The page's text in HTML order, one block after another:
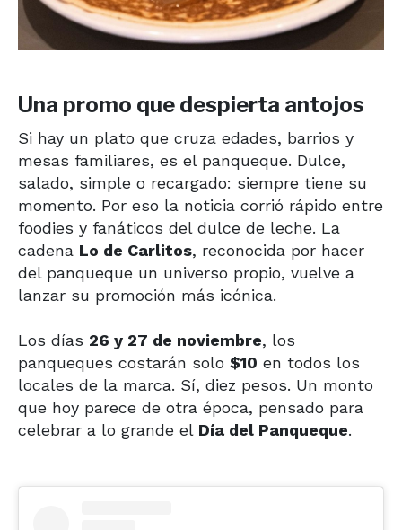
Una promo que despierta antojos
Si hay un plato que cruza edades, barrios y
mesas familiares, es el panqueque. Dulce,
salado, simple o recargado: siempre tiene su
momento. Por eso la noticia corrió rápido entre
foodies y fanáticos del dulce de leche. La
cadena Lo de Carlitos, reconocida por hacer
del panqueque un universo propio, vuelve a
lanzar su promoción más icónica.
Los días 26 y 27 de noviembre, los
panqueques costarán solo $10 en todos los
locales de la marca. Sí, diez pesos. Un monto
que hoy parece de otra época, pensado para
celebrar a lo grande el Día del Panqueque.